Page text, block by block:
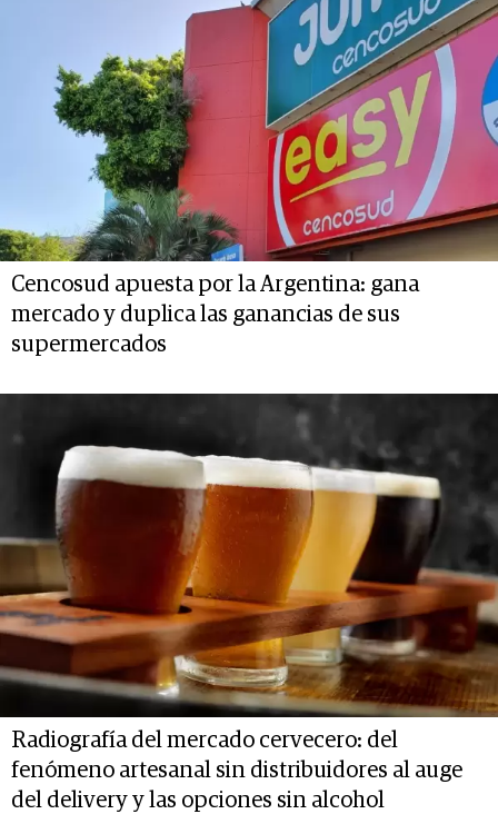
Cencosud apuesta por la Argentina: gana
mercado y duplica las ganancias de sus
supermercados
Radiografía del mercado cervecero: del
fenómeno artesanal sin distribuidores al auge
del delivery y las opciones sin alcohol